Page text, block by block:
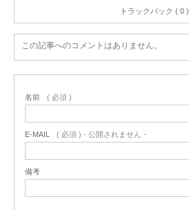
トラックバック ( 0 )
この記事へのコメントはありません。
名前 ( 必須 )
E-MAIL ( 必須 ) - 公開されません -
備考